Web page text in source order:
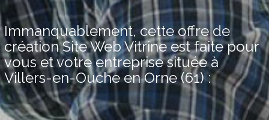
Immanquablement, cette offre de
création Site Web Vitrine est faite pour
vous et votre entreprise située à
Villers-en-Ouche en Orne (61) :